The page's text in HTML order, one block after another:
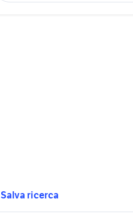
Salva ricerca